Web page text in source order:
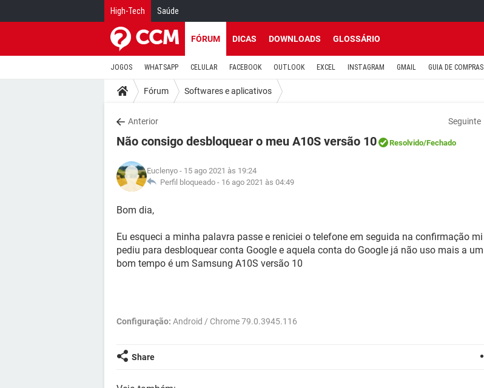
High-Tech Saúde
FÓRUM DICAS DOWNLOADS GLOSSÁRIO
JOGOS WHATSAPP CELULAR FACEBOOK OUTLOOK EXCEL INSTAGRAM GMAIL GUIA DE COMPRAS
Fórum Softwares e aplicativos
Anterior Seguinte
Não consigo desbloquear o meu A10S versão 10 Resolvido/Fechado
Euclenyo - 15 ago 2021 às 19:24
Perfil bloqueado - 16 ago 2021 às 04:49
Bom dia,
Eu esqueci a minha palavra passe e reniciei o telefone em seguida na confirmação mi
pediu para desbloquear conta Google e aquela conta do Google já não uso mais a um
bom tempo é um Samsung A10S versão 10
Configuração: Android / Chrome 79.0.3945.116
Share